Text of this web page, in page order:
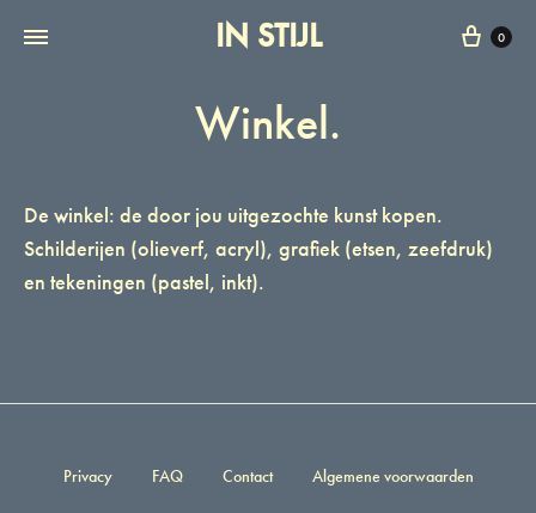
IN STIJL 0
Winkel.
De winkel: de door jou uitgezochte kunst kopen.
Schilderijen (olieverf, acryl), grafiek (etsen, zeefdruk)
en tekeningen (pastel, inkt).
Privacy FAQ Contact Algemene voorwaarden